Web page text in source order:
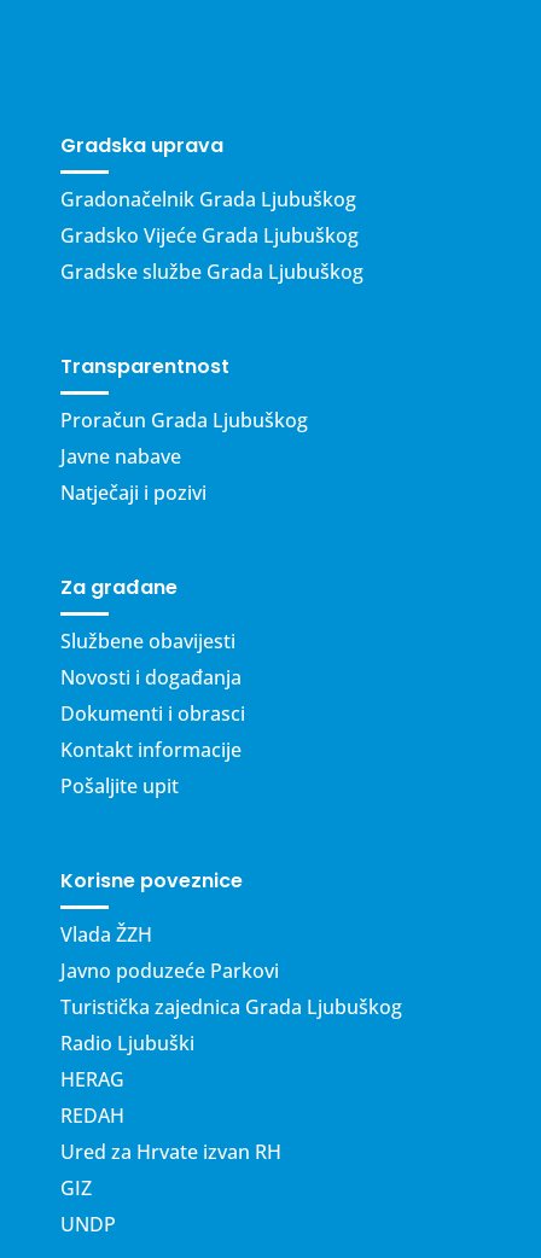
Gradska uprava
Gradonačelnik Grada Ljubuškog
Gradsko Vijeće Grada Ljubuškog
Gradske službe Grada Ljubuškog
Transparentnost
Proračun Grada Ljubuškog
Javne nabave
Natječaji i pozivi
Za građane
Službene obavijesti
Novosti i događanja
Dokumenti i obrasci
Kontakt informacije
Pošaljite upit
Korisne poveznice
Vlada ŽZH
Javno poduzeće Parkovi
Turistička zajednica Grada Ljubuškog
Radio Ljubuški
HERAG
REDAH
Ured za Hrvate izvan RH
GIZ
UNDP